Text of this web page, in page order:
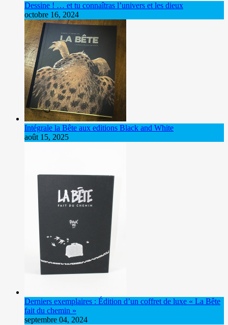
Dessine ! … et tu connaîtras l’univers et les dieux
octobre 16, 2024
Intégrale la Bête aux editions Black and White
août 15, 2025
Derniers exemplaires : Édition d’un coffret de luxe « La Bête
fait du chemin »
septembre 04, 2024